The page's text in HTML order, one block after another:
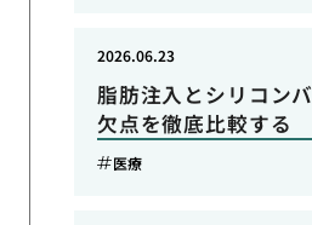
脂肪注入とシリコン
欠点を徹底比較する
2026.06.23
医療